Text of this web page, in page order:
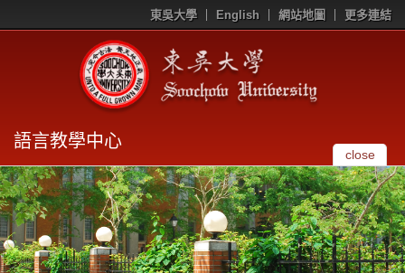
東吳大學 English 網站地圖 更多連結
語言教學中心
close